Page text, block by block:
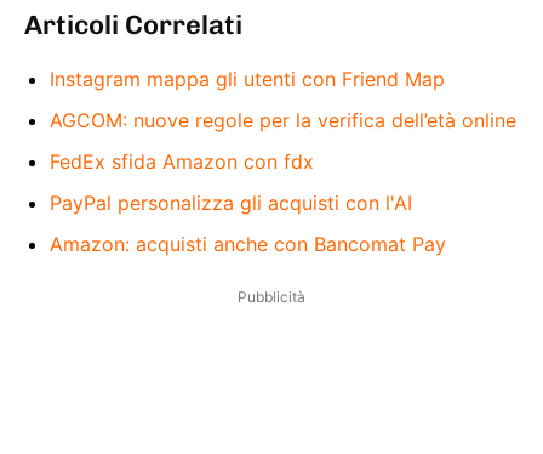
Articoli Correlati
Instagram mappa gli utenti con Friend Map
AGCOM: nuove regole per la verifica dell’età online
FedEx sfida Amazon con fdx
PayPal personalizza gli acquisti con l'AI
Amazon: acquisti anche con Bancomat Pay
Pubblicità